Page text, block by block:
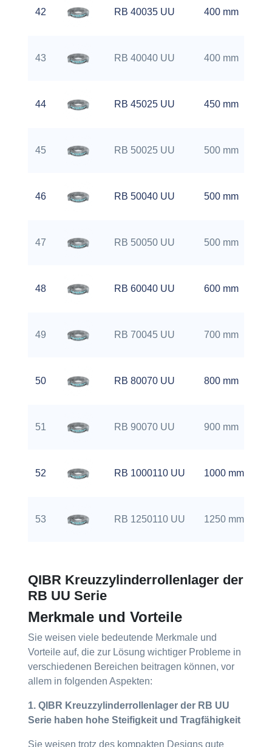
42 RB 40035 UU 400 mm
43 RB 40040 UU 400 mm
44 RB 45025 UU 450 mm
45 RB 50025 UU 500 mm
46 RB 50040 UU 500 mm
47 RB 50050 UU 500 mm
48 RB 60040 UU 600 mm
49 RB 70045 UU 700 mm
50 RB 80070 UU 800 mm
51 RB 90070 UU 900 mm
52 RB 1000110 UU 1000 mm
53 RB 1250110 UU 1250 mm
QIBR Kreuzzylinderrollenlager der
RB UU Serie
Merkmale und Vorteile
Sie weisen viele bedeutende Merkmale und
Vorteile auf, die zur Lösung wichtiger Probleme in
verschiedenen Bereichen beitragen können, vor
allem in folgenden Aspekten:
1. QIBR Kreuzzylinderrollenlager der RB UU
Serie haben hohe Steifigkeit und Tragfähigkeit
Sie weisen trotz des kompakten Designs gute